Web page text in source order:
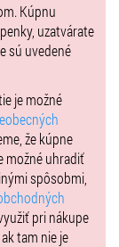
Kúpnu
uzatvárate
sú uvedené
je možné
že kúpne
možné uhradiť
spôsobmi,
pri nákupe
, ak tam nie je